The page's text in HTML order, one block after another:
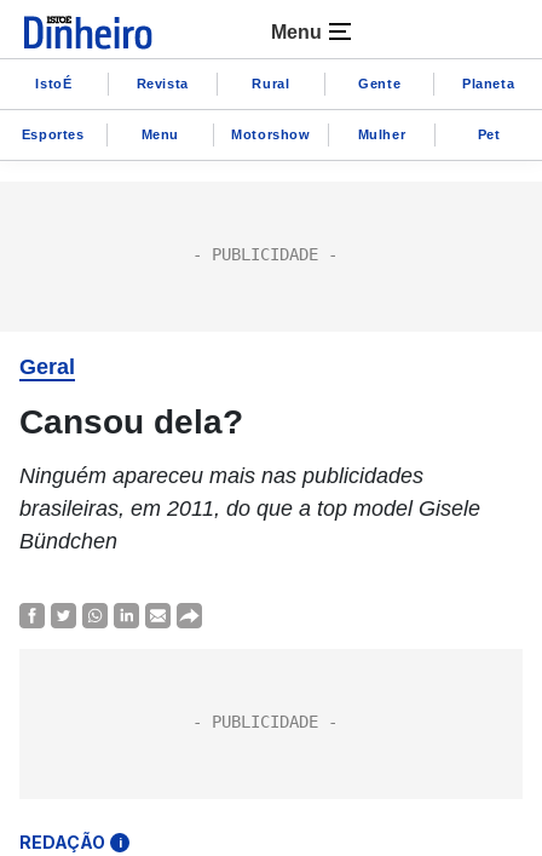
Menu
IstoÉ Revista Rural Gente Planeta
Esportes Menu Motorshow Mulher Pet
Geral
Cansou dela?
Ninguém apareceu mais nas publicidades
brasileiras, em 2011, do que a top model Gisele
Bündchen
REDAÇÃO i